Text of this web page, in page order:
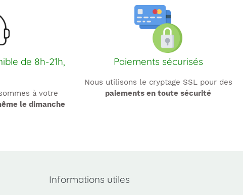
de 8h-21h,
à votre
le dimanche
Paiements sécurisés
Nous utilisons le cryptage SSL pour des
paiements en toute sécurité
Informations utiles